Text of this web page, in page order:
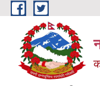
Skip to main content